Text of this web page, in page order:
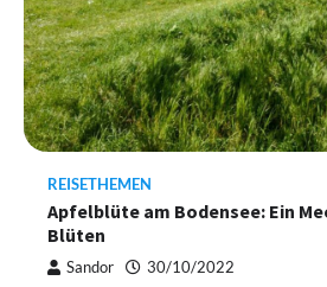
REISETHEMEN
Apfelblüte am Bodensee: Ein
Blüten
Sandor 30/10/2022